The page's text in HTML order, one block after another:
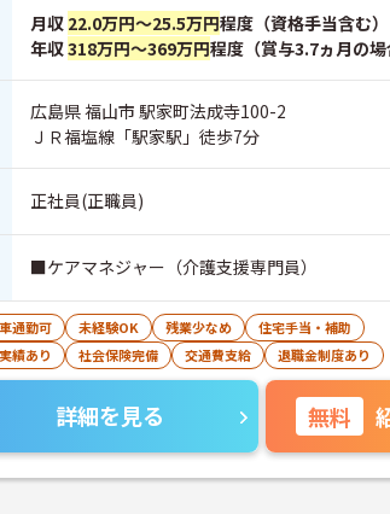
月収 22.0万円～25.5万円程度（資格手当含む）
年収318万円～369万円程度（賞与3.7ヵ月の場
広島県 福山市 駅家町法成寺100-2
ＪＲ福塩線「駅家駅」徒歩7分
正社員(正職員)
■ケアマネジャー（介護支援専門員）
車通勤可 未経験OK 残業少なめ
住宅手当・補助
績あり
社会保険完備 交通費支給 退職金制度あり
詳細を見る 無料